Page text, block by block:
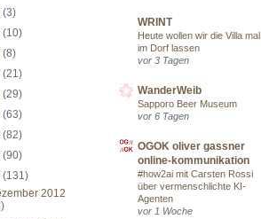
(3)
(10)
(8)
(21)
(29)
(63)
(82)
(90)
(131)
2012
WRINT
Heute wollen wir die Villa mal
im Dorf lassen
vor 3 Tagen
WanderWeib
Sapporo Beer Museum
vor 6 Tagen
OGOK oliver gassner
online-kommunikation
#how2ai mit Carsten Rossi
über vermenschlichte KI-
Agenten
vor 1 Woche